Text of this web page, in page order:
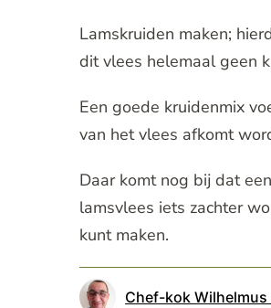
Lamskruiden maken;
dit vlees helemaal geen
Een goede kruidenmix
van het vlees afkomt
Daar komt nog bij dat
lamsvlees iets zachter
kunt maken.
Chef-kok